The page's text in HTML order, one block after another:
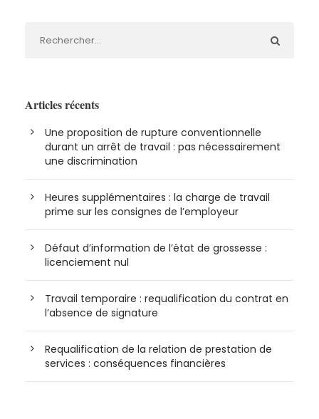
Articles récents
Une proposition de rupture conventionnelle
durant un arrêt de travail : pas nécessairement
une discrimination
Heures supplémentaires : la charge de travail
prime sur les consignes de l’employeur
Défaut d’information de l’état de grossesse :
licenciement nul
Travail temporaire : requalification du contrat en
l’absence de signature
Requalification de la relation de prestation de
services : conséquences financières